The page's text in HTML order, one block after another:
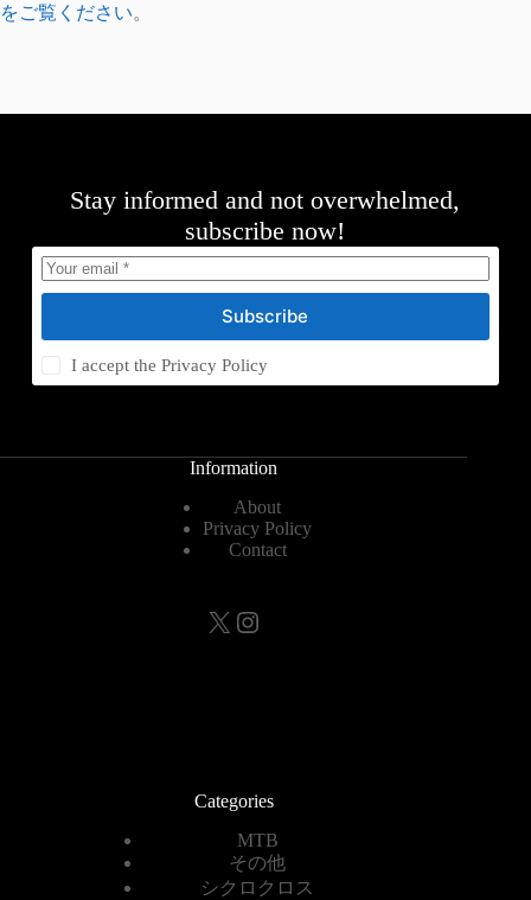
をご覧ください。
Stay informed and not overwhelmed,
subscribe now!
Subscribe
I accept thePrivacy Policy
Information
About
Privacy Policy
Contact
X Instagram
Categories
MTB
その他
シクロクロス